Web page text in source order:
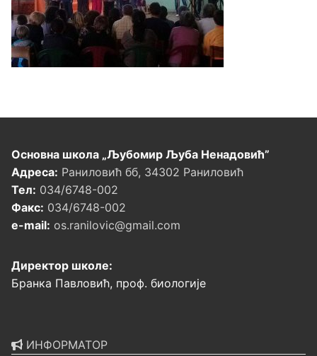
Основна школа „Љубомир Љуба Ненадовић”
Адреса: Раниловић бб, 34302 Раниловић
Тел: 034/6748-002
Факс: 034/6748-002
e-mail: os.ranilovic@gmail.com
Директор школе:
Бранка Павловић, проф. биологије
ИНФОРМАТОР